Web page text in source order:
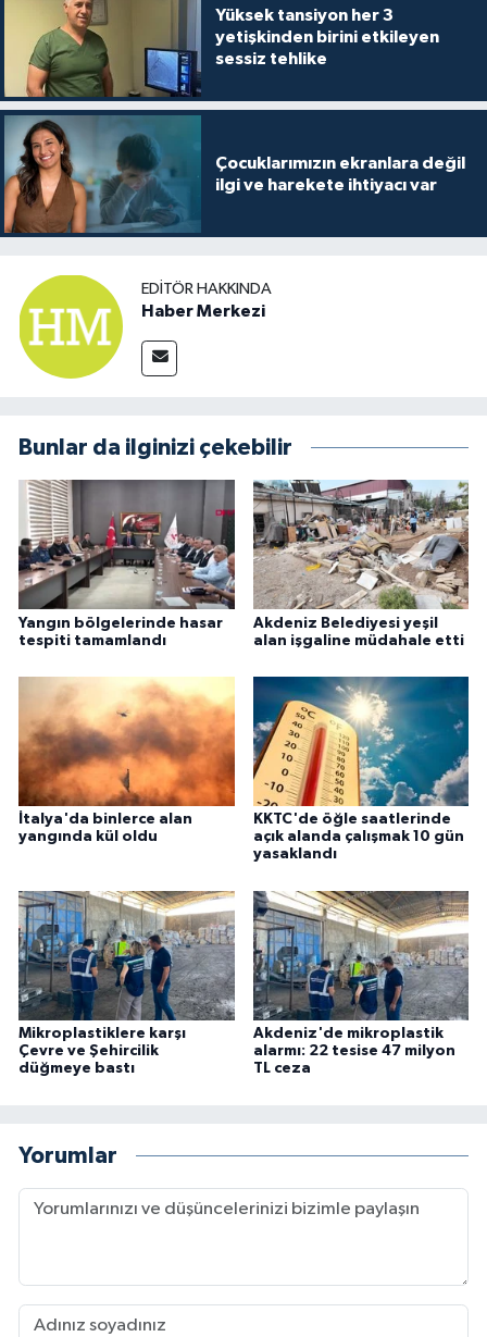
Yüksek tansiyon her 3
yetişkinden birini etkileyen
sessiz tehlike
Çocuklarımızın ekranlara değil
ilgi ve harekete ihtiyacı var
EDITÖR HAKKINDA
Haber Merkezi
Bunlar da ilginizi çekebilir
Yangın bölgelerinde hasar
tespiti tamamlandı
Akdeniz Belediyesi yeşil
alan işgaline müdahale etti
İtalya'da binlerce alan
yangında kül oldu
KKTC'de öğle saatlerinde
açık alanda çalışmak 10 gün
yasaklandı
Mikroplastiklere karşı
Çevre ve Şehircilik
düğmeye bastı
Akdeniz'de mikroplastik
alarmı: 22 tesise 47 milyon
TL ceza
Yorumlar